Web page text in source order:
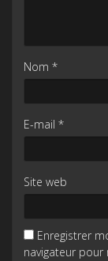
Nom *
E-mail *
Site web
Enregistrer
navigateur